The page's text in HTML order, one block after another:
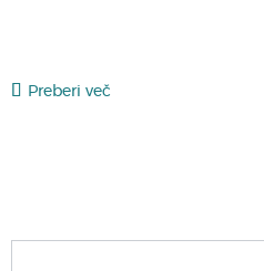
Preberi več